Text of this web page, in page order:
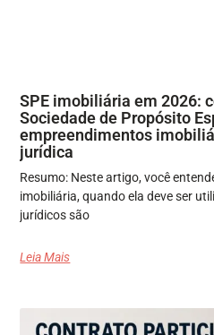
SPE imobiliária em 2026:
Sociedade de Propósito
empreendimentos
jurídica
Resumo: Neste artigo, você
imobiliária, quando ela deve ser
jurídicos são
Leia Mais